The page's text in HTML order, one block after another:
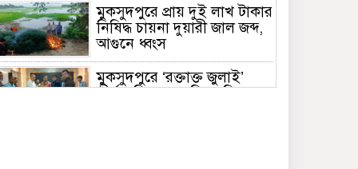
মুকসুদপুরে প্রায় দুই লাখ টাকার
নিষিদ্ধ চায়না দুয়ারী জাল জব্দ,
আগুনে ধ্বংস
মুকসুদপুরে ‘রক্তাক্ত জুলাই’
শীর্ষক চিত্রাঙ্কন প্রতিযোগিতা